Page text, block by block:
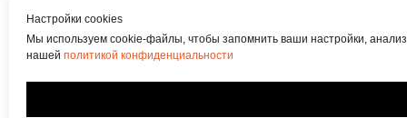
Настройки cookies
Мы используем cookie-файлы, чтобы запомнить ваши настройки,
нашей политикой конфиденциальности